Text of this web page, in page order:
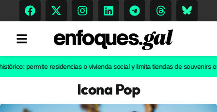
permite residencias o vivienda social y limita tiendas de souvenirs o
Icona Pop